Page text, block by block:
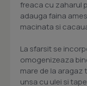
freaca cu zaharul
adauga faina
macinata si
La sfarsit se
omogenizeaza
mare de la
unsa cu ulei si